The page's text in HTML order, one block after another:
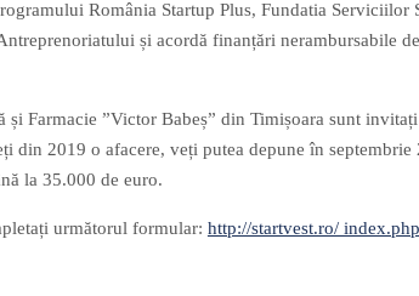
România Startup Plus, Fundatia Serviciilor
și acordă finanțări nerambursabile
Farmacie ”Victor Babeș” din Timișoara sunt
din 2019 o afacere, veți putea depune în
la 35.000 de euro.
următorul formular: http://startvest.ro/